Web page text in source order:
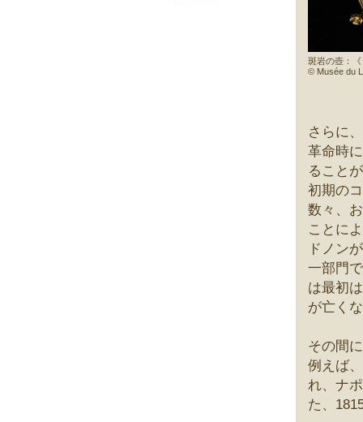
斑岩の壺：
© Musée du
さらに
革命時
ること
初期の
数々、
ことに
ドノン
一部門
は最初
が亡く
その間
例えば
れ、ナ
た、